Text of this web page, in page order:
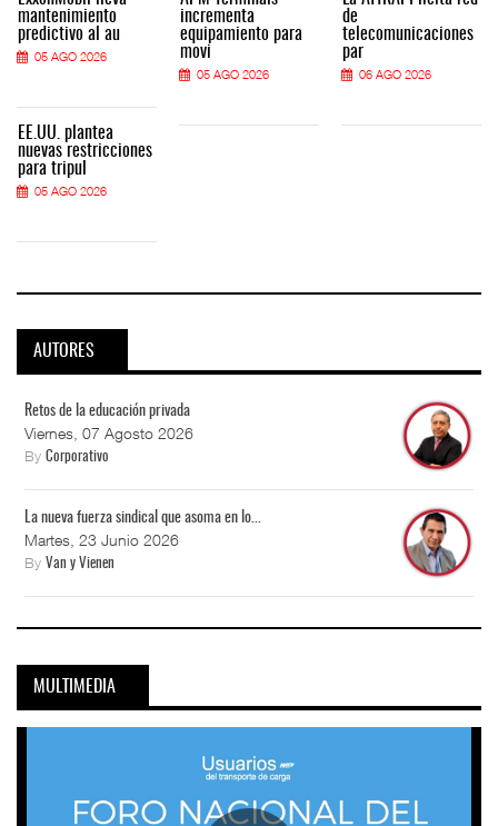
mantenimiento
predictivo al au
05 AGO 2026
EE.UU. plantea
nuevas restricciones
para tripul
05 AGO 2026
incrementa
equipamiento para
movi
05 AGO 2026
de
telecomunicaciones
par
06 AGO 2026
AUTORES
Retos de la educación privada
Viernes, 07 Agosto 2026
By Corporativo
La nueva fuerza sindical que asoma en lo...
Martes, 23 Junio 2026
By Van y Vienen
MULTIMEDIA